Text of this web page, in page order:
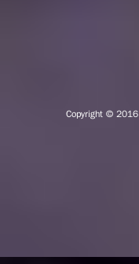
Copyright © 2016